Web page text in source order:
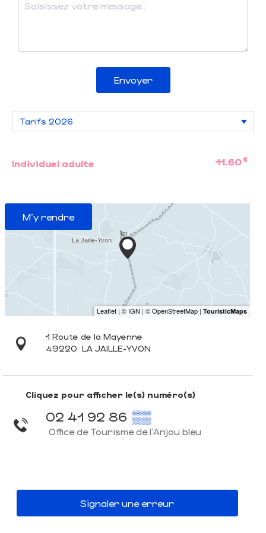
Envoyer
Individuel adulte 11.60 €
M'y rendre
1 Route de la Mayenne
49220 LA JAILLE-YVON
Cliquez pour afficher le(s) numéro(s)
02 41 92 86 ▒▒
Office de Tourisme de l'Anjou bleu
Signaler une erreur